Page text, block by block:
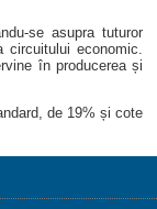
se asupra tuturor
circuitului economic.
în producerea și
de 19% și cote